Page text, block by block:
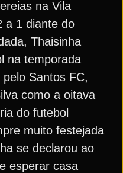
na Vila
a 1 diante do
Thaisinha
na temporada
Santos FC,
como a oitava
do futebol
muito festejada
se declarou ao
esperar casa